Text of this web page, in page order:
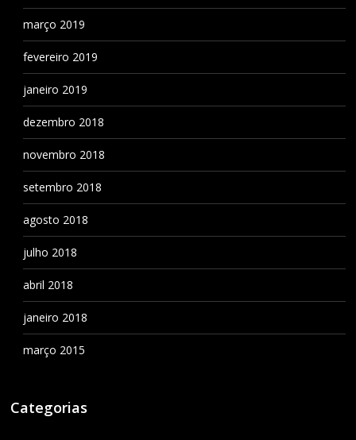
março 2019
fevereiro 2019
janeiro 2019
dezembro 2018
novembro 2018
setembro 2018
agosto 2018
julho 2018
abril 2018
janeiro 2018
março 2015
Categorias